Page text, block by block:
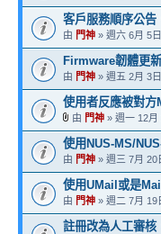
客戶服務順序公告
由 門神 » 週六 6月 5
Firmware韌體更
由 門神 » 週五 2月 3
使用者反應被對
由 門神 » 週一 12月
使用NUS-MS/
由 門神 » 週三 7月 20
使用UMail或是
由 門神 » 週二 7月 19
註冊改為人工審核